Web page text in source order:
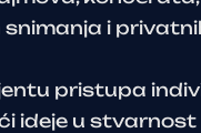
snimanja i
pristupa
ideje u stvarnost